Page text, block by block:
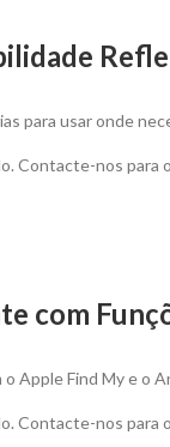
para usar onde
Contacte-nos
com
Apple Find My e o
Contacte-nos